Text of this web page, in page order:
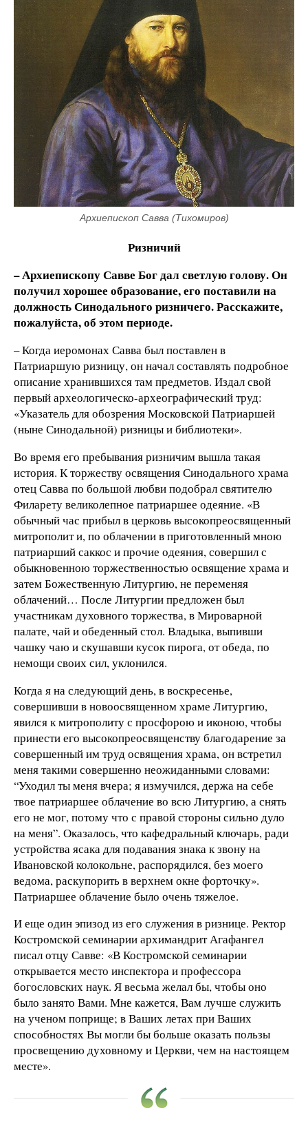
Архиепископ Савва (Тихомиров)
Ризничий
– Архиепископу Савве Бог дал светлую голову. Он
получил хорошее образование, его поставили на
должность Синодального ризничего. Расскажите,
пожалуйста, об этом периоде.
– Когда иеромонах Савва был поставлен в
Патриаршую ризницу, он начал составлять подробное
описание хранившихся там предметов. Издал свой
первый археологическо-археографический труд:
«Указатель для обозрения Московской Патриаршей
(ныне Синодальной) ризницы и библиотеки».
Во время его пребывания ризничим вышла такая
история. К торжеству освящения Синодального храма
отец Савва по большой любви подобрал святителю
Филарету великолепное патриаршее одеяние. «В
обычный час прибыл в церковь высокопреосвященный
митрополит и, по облачении в приготовленный мною
патриарший саккос и прочие одеяния, совершил с
обыкновенною торжественностью освящение храма и
затем Божественную Литургию, не переменяя
облачений… После Литургии предложен был
участникам духовного торжества, в Мироварной
палате, чай и обеденный стол. Владыка, выпивши
чашку чаю и скушавши кусок пирога, от обеда, по
немощи своих сил, уклонился.
Когда я на следующий день, в воскресенье,
совершивши в новоосвященном храме Литургию,
явился к митрополиту с просфорою и иконою, чтобы
принести его высокопреосвященству благодарение за
совершенный им труд освящения храма, он встретил
меня такими совершенно неожиданными словами:
“Уходил ты меня вчера; я измучился, держа на себе
твое патриаршее облачение во всю Литургию, а снять
его не мог, потому что с правой стороны сильно дуло
на меня”. Оказалось, что кафедральный ключарь, ради
устройства ясака для подавания знака к звону на
Ивановской колокольне, распорядился, без моего
ведома, раскупорить в верхнем окне форточку».
Патриаршее облачение было очень тяжелое.
И еще один эпизод из его служения в ризнице. Ректор
Костромской семинарии архимандрит Агафангел
писал отцу Савве: «В Костромской семинарии
открывается место инспектора и профессора
богословских наук. Я весьма желал бы, чтобы оно
было занято Вами. Мне кажется, Вам лучше служить
на ученом поприще; в Ваших летах при Ваших
способностях Вы могли бы больше оказать пользы
просвещению духовному и Церкви, чем на настоящем
месте».